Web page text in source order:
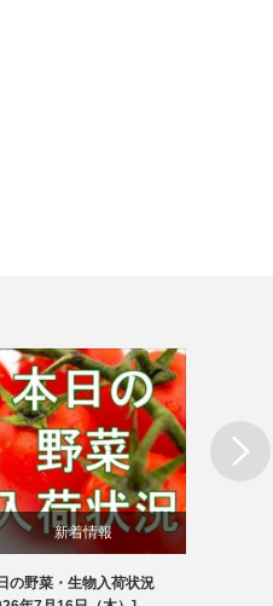
新着情報
ブログ
の野菜・生物入荷状況